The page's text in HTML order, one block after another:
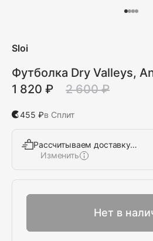
Sloi
Футболка Dry Valleys,
1 820 ₽
2 600 ₽
455 ₽в Сплит
Рассчитываем доставку…
Изменить
Нет в